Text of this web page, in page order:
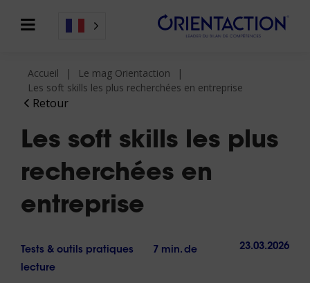
Retour
Accueil
Le mag Orientaction
Les soft skills les plus recherchées en entreprise
Les soft skills les plus
recherchées en
entreprise
Tests & outils pratiques
7 min. de
lecture
23.03.2026